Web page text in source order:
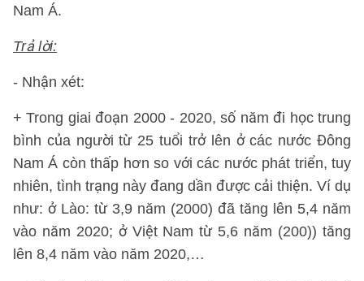
Nam Á.
Trả lời:
- Nhận xét:
+ Trong giai đoạn 2000 - 2020, số năm đi học trung
bình của người từ 25 tuổi trở lên ở các nước Đông
Nam Á còn thấp hơn so với các nước phát triển, tuy
nhiên, tình trạng này đang dần được cải thiện. Ví dụ
như: ở Lào: từ 3,9 năm (2000) đã tăng lên 5,4 năm
vào năm 2020; ở Việt Nam từ 5,6 năm (200)) tăng
lên 8,4 năm vào năm 2020,…